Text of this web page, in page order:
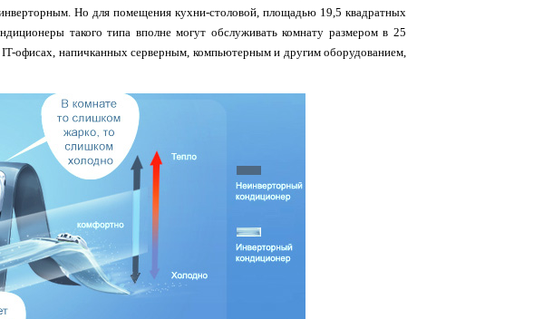
Но для помещения кухни-столовой, площадью 19,5 квадратных
такого типа вполне могут обслуживать комнату размером в 25
офисах, напичканных серверным, компьютерным и другим оборудованием,